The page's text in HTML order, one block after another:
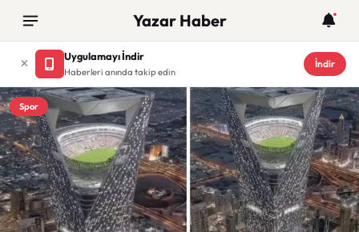
Yazar Haber
Uygulamayı İndir
Haberleri anında takip edin
İndir
Spor